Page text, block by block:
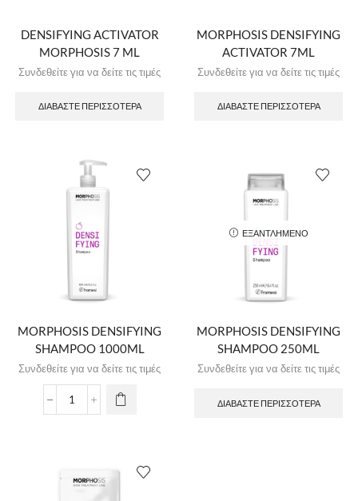
DENSIFYING ACTIVATOR
MORPHOSIS 7 ML
Συνδεθείτε για να δείτε τις τιμές
ΔΙΑΒΆΣΤΕ ΠΕΡΙΣΣΌΤΕΡΑ
MORPHOSIS DENSIFYING
ACTIVATOR 7ML
Συνδεθείτε για να δείτε τις τιμές
ΔΙΑΒΆΣΤΕ ΠΕΡΙΣΣΌΤΕΡΑ
MORPHOSIS DENSIFYING
SHAMPOO 1000ML
Συνδεθείτε για να δείτε τις τιμές
ΕΞΑΝΤΛΗΜΈΝΟ
MORPHOSIS DENSIFYING
SHAMPOO 250ML
Συνδεθείτε για να δείτε τις τιμές
ΔΙΑΒΆΣΤΕ ΠΕΡΙΣΣΌΤΕΡΑ